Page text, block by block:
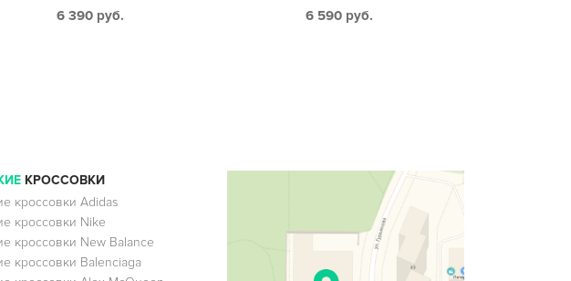
6 390 руб. 6 590 руб.
КРОССОВКИ
кроссовки Adidas
кроссовки Nike
кроссовки New Balance
кроссовки Balenciaga